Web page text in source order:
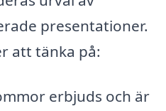
presentationer.
att tänka på:
erbjuds och är